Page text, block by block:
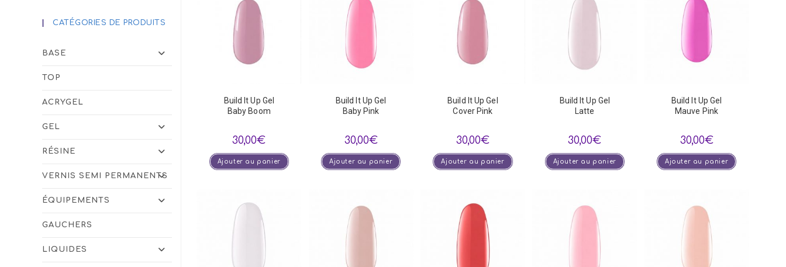
Build It Up Gel
Baby Boom
30,00€
Ajouter au panier
Build It Up Gel
Baby Pink
30,00€
Ajouter au panier
Build It Up Gel
Cover Pink
30,00€
Ajouter au panier
Build It Up Gel
Latte
30,00€
Ajouter au panier
Build It Up Gel
Mauve Pink
30,00€
Ajouter au panier
CATÉGORIES DE PRODUITS
BASE
TOP
ACRYGEL
GEL
RÉSINE
VERNIS SEMI PERMANENTS
ÉQUIPEMENTS
GAUCHERS
LIQUIDES